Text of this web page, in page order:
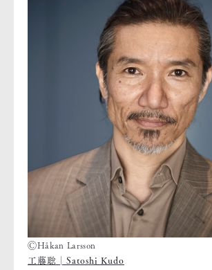
ⒸHåkan Larsson
工藤聡│Satoshi Kudo